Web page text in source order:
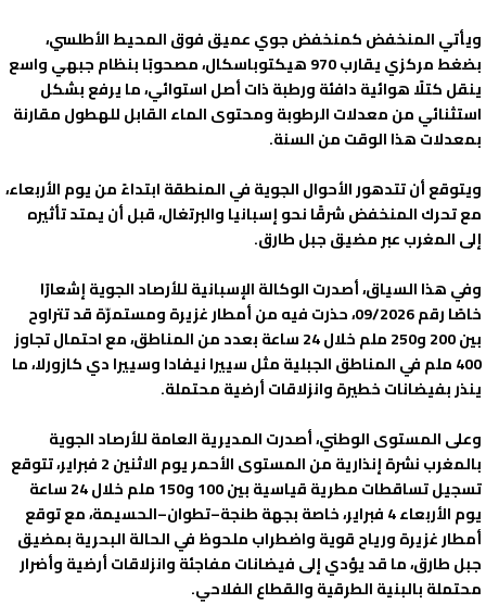
ويأتي المنخفض كمنخفض جوي عميق فوق المحيط الأطلسي،
بضغط مركزي يقارب 970 هيكتوباسكال، مصحوبًا بنظام جبهي واسع
ينقل كتلًا هوائية دافئة ورطبة ذات أصل استوائي، ما يرفع بشكل
استثنائي من معدلات الرطوبة ومحتوى الماء القابل للهطول مقارنة
بمعدلات هذا الوقت من السنة.
ويتوقع أن تتدهور الأحوال الجوية في المنطقة ابتداءً من يوم الأربعاء،
مع تحرك المنخفض شرقًا نحو إسبانيا والبرتغال، قبل أن يمتد تأثيره
إلى المغرب عبر مضيق جبل طارق.
وفي هذا السياق، أصدرت الوكالة الإسبانية للأرصاد الجوية إشعارًا
خاصًا رقم 09/2026، حذرت فيه من أمطار غزيرة ومستمرّة قد تتراوح
بين 200 و250 ملم خلال 24 ساعة بعدد من المناطق، مع احتمال تجاوز
400 ملم في المناطق الجبلية مثل سييرا نيفادا وسييرا دي كازورلا، ما
ينذر بفيضانات خطيرة وانزلاقات أرضية محتملة.
وعلى المستوى الوطني، أصدرت المديرية العامة للأرصاد الجوية
بالمغرب نشرة إنذارية من المستوى الأحمر يوم الاثنين 2 فبراير، تتوقع
تسجيل تساقطات مطرية قياسية بين 100 و150 ملم خلال 24 ساعة
يوم الأربعاء 4 فبراير، خاصة بجهة طنجة–تطوان–الحسيمة، مع توقع
أمطار غزيرة ورياح قوية واضطراب ملحوظ في الحالة البحرية بمضيق
جبل طارق، ما قد يؤدي إلى فيضانات مفاجئة وانزلاقات أرضية وأضرار
محتملة بالبنية الطرقية والقطاع الفلاحي.